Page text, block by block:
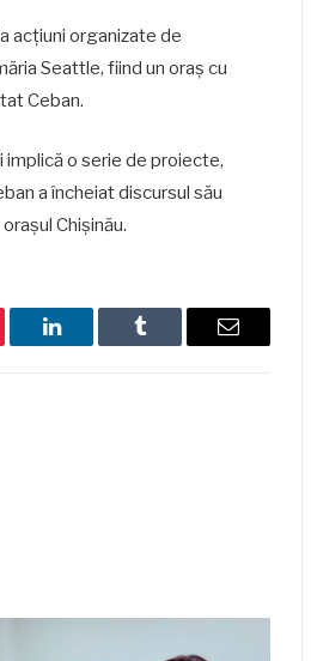
acțiuni organizate de
Seattle, fiind un oraș cu
Ceban.
implică o serie de proiecte,
a încheiat discursul său
Chișinău.
LinkedIn Tumblr Email